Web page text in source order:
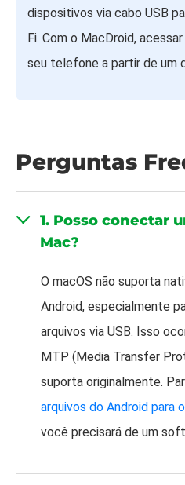
dispositivos via cabo USB
Fi. Com o MacDroid,
seu telefone a partir de um
Perguntas
1. Posso conectar
Mac?
O macOS não suporta
Android, especialmente
arquivos via USB. Isso
MTP (Media Transfer
suporta originalmente.
arquivos do Android para
você precisará de um